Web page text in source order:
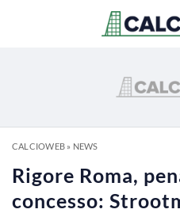
CALCIOWEB» NEWS
Rigore Roma,
concesso: